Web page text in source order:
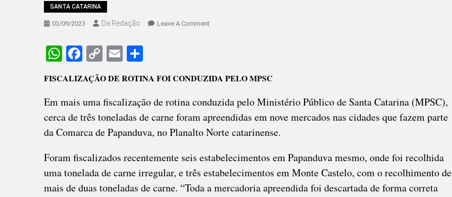
SANTA CATARINA
03/09/2023 Da Redação Leave A CommentOn
APREENDIDAS
REGIÃO
WhatsApp
Facebook
CopyEmail
FISCALIZAÇÃO DE ROTINA FOI CONDUZIDA PELO MPSC
Em mais uma fiscalização de rotina conduzida pelo Ministério Público de Santa Catarina (MPSC),
cerca de três toneladas de carne foram apreendidas em nove mercados nas cidades que fazem parte
da Comarca de Papanduva, no Planalto Norte catarinense.
Foram fiscalizados recentemente seis estabelecimentos em Papanduva mesmo, onde foi recolhida
uma tonelada de carne irregular, e três estabelecimentos em Monte Castelo, com o recolhimento de
mais de duas toneladas de carne. “Toda a mercadoria apreendida foi descartada de forma correta